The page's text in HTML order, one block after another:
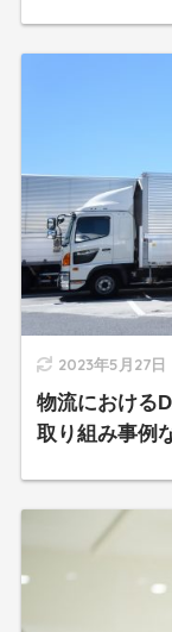
2023年5月27日
物流における
取り組み事例